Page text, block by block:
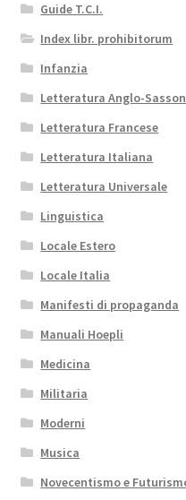
Guide T.C.I.
Index libr. prohibitorum
Infanzia
Letteratura Anglo-
Letteratura Francese
Letteratura Italiana
Letteratura Universale
Linguistica
Locale Estero
Locale Italia
Manifesti di propaganda
Manuali Hoepli
Medicina
Militaria
Moderni
Musica
Novecentismo e